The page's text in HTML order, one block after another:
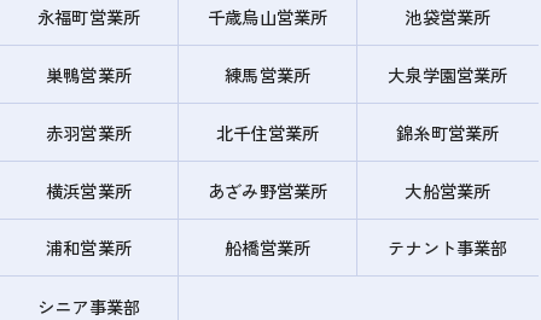
永福町営業所 千歳烏山営業所 池袋営業所
巣鴨営業所 練馬営業所 大泉学園営業所
赤羽営業所 北千住営業所 錦糸町営業所
横浜営業所 あざみ野営業所 大船営業所
浦和営業所 船橋営業所 テナント事業部
シニア事業部